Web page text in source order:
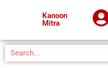
Kanoon
Mitra